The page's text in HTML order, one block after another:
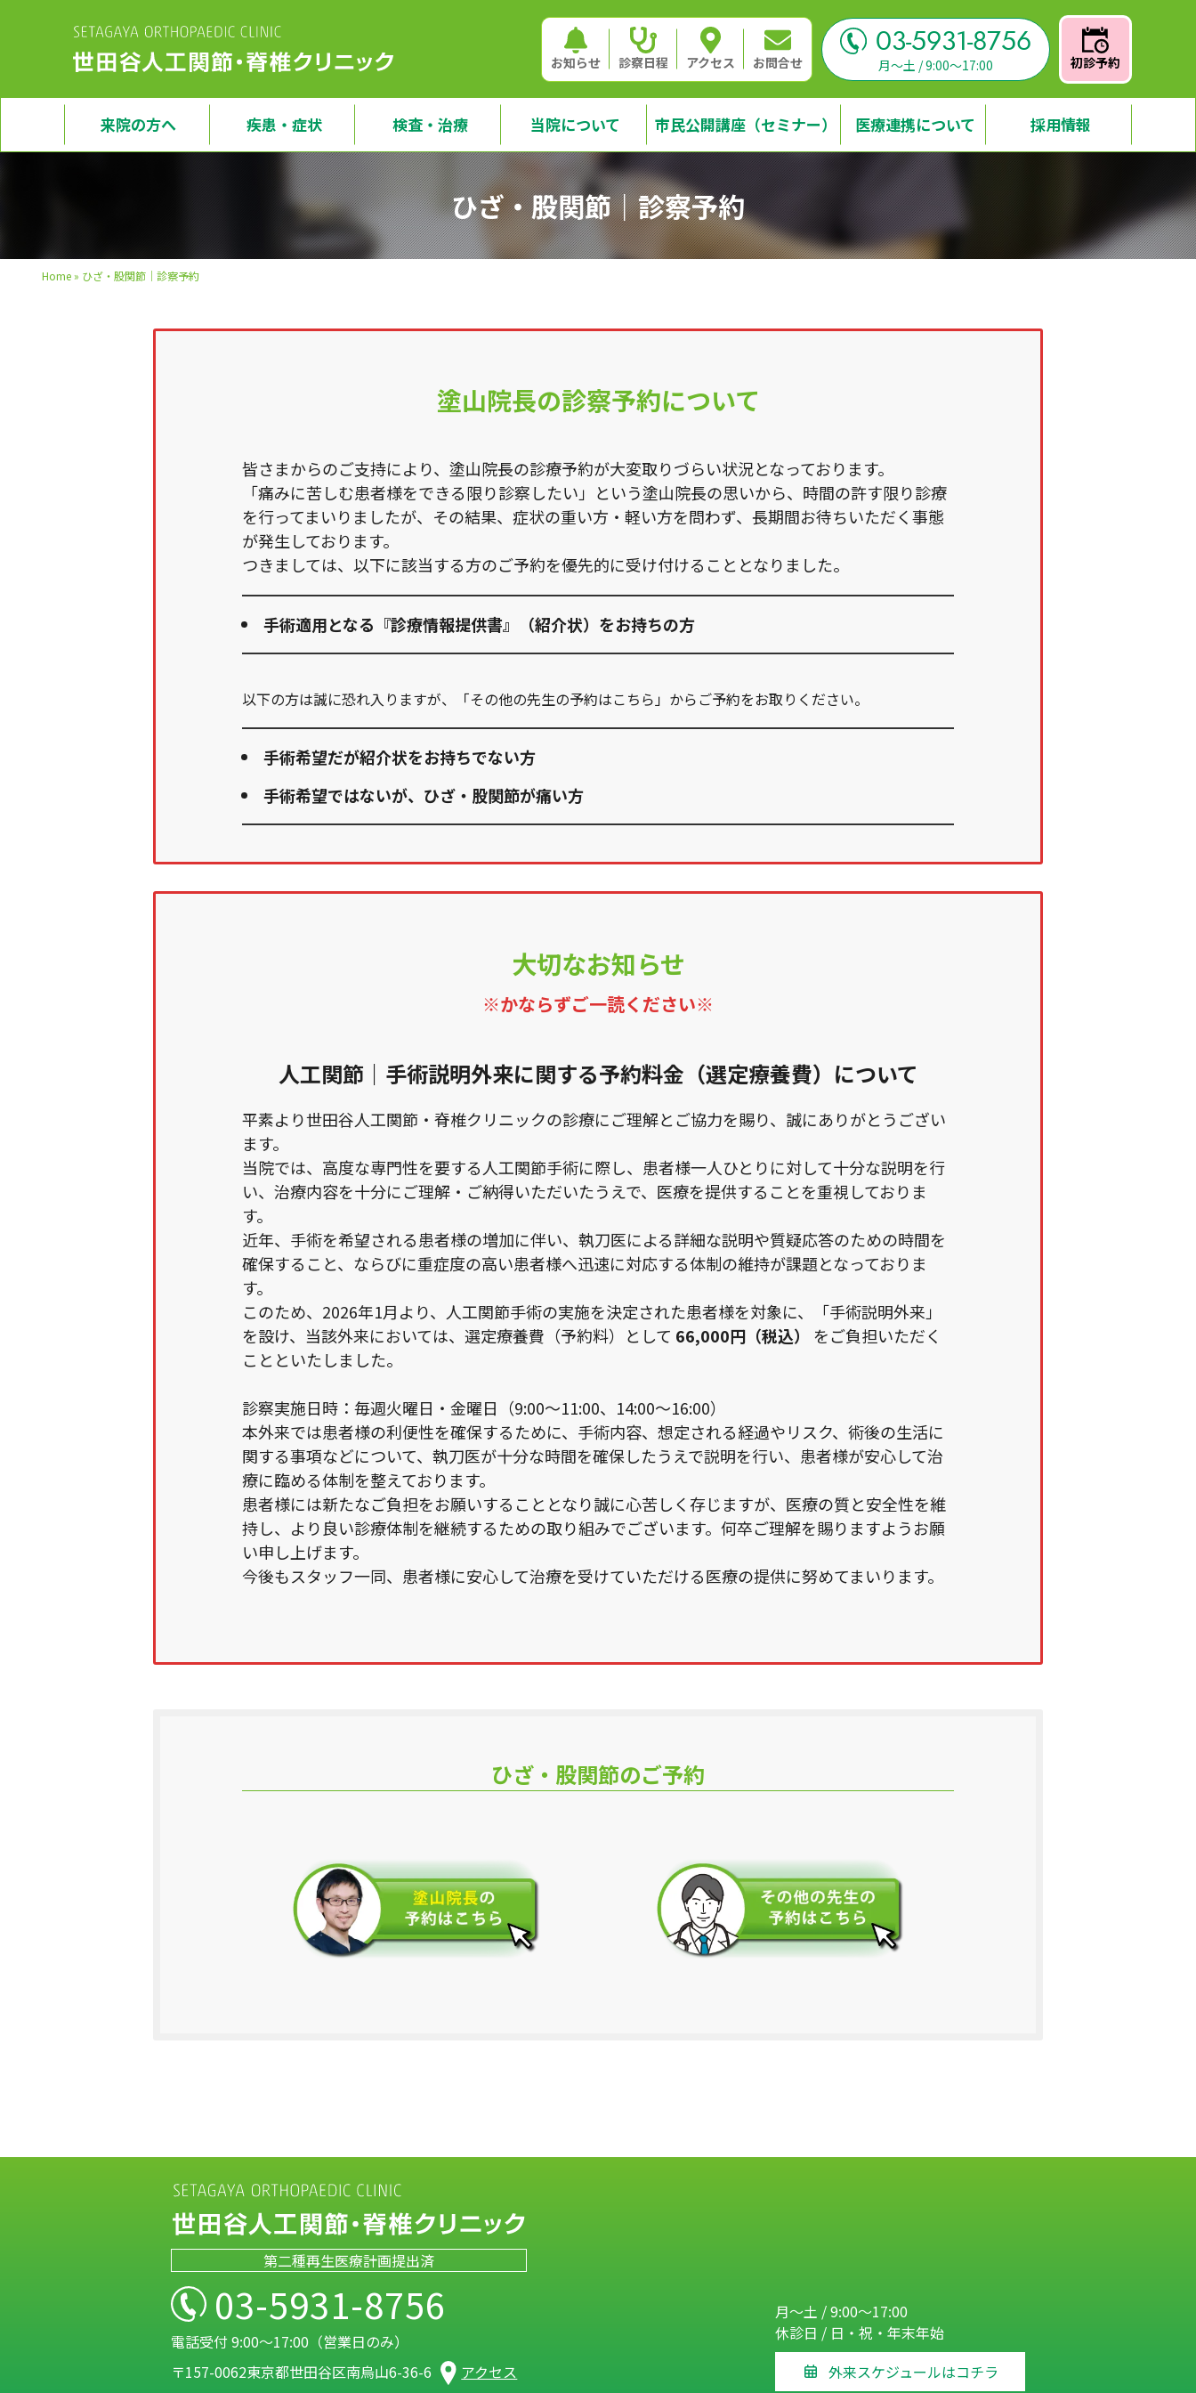
03-5931-8756
月～土 / 9:00～17:00 初診予約
お知らせ 診察日程 アクセス お問合せ
来院の方へ 疾患・症状 検査・治療 当院について 市民公開講座（セミナー） 医療連携について 採用情報
ひざ・股関節｜診察予約
Home» ひざ・股関節｜診察予約
塗山院長の診察予約について
皆さまからのご支持により、塗山院長の診療予約が大変取りづらい状況となっております。
「痛みに苦しむ患者様をできる限り診察したい」という塗山院長の思いから、時間の許す限り診療
を行ってまいりましたが、その結果、症状の重い方・軽い方を問わず、長期間お待ちいただく事態
が発生しております。
つきましては、以下に該当する方のご予約を優先的に受け付けることとなりました。
手術適用となる『診療情報提供書』（紹介状）をお持ちの方
以下の方は誠に恐れ入りますが、「その他の先生の予約はこちら」からご予約をお取りください。
手術希望だが紹介状をお持ちでない方
手術希望ではないが、ひざ・股関節が痛い方
大切なお知らせ
※かならずご一読ください※
人工関節｜手術説明外来に関する予約料金（選定療養費）について
平素より世田谷人工関節・脊椎クリニックの診療にご理解とご協力を賜り、誠にありがとうござい
ます。
当院では、高度な専門性を要する人工関節手術に際し、患者様一人ひとりに対して十分な説明を行
い、治療内容を十分にご理解・ご納得いただいたうえで、医療を提供することを重視しておりま
す。
近年、手術を希望される患者様の増加に伴い、執刀医による詳細な説明や質疑応答のための時間を
確保すること、ならびに重症度の高い患者様へ迅速に対応する体制の維持が課題となっておりま
す。
このため、2026年1月より、人工関節手術の実施を決定された患者様を対象に、「手術説明外来」
を設け、当該外来においては、選定療養費（予約料）として 66,000円（税込）
をご負担いただく
ことといたしました。
診察実施日時：毎週火曜日・金曜日（9:00～11:00、14:00～16:00）
本外来では患者様の利便性を確保するために、手術内容、想定される経過やリスク、術後の生活に
関する事項などについて、執刀医が十分な時間を確保したうえで説明を行い、患者様が安心して治
療に臨める体制を整えております。
患者様には新たなご負担をお願いすることとなり誠に心苦しく存じますが、医療の質と安全性を維
持し、より良い診療体制を継続するための取り組みでございます。何卒ご理解を賜りますようお願
い申し上げます。
今後もスタッフ一同、患者様に安心して治療を受けていただける医療の提供に努めてまいります。
ひざ・股関節のご予約
第二種再生医療計画提出済
03-5931-8756
電話受付 9:00～17:00（営業日のみ）
〒157-0062東京都世田谷区南烏山6-36-6
アクセス
月～土 / 9:00～17:00
休診日 / 日・祝・年末年始
外来スケジュールはコチラ